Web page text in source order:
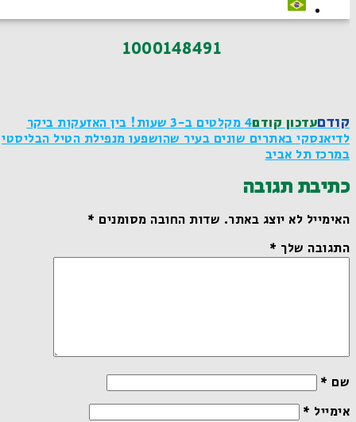
1000148491
קודםעדכון קודם
4 מקלטים ב-3 שעות! בין האזעקות ביקר
לדיאנסקי באתרים שונים בעיר שהושפעו מנפילת הטיל הבליסטי
במרכז תל אביב
כתיבת תגובה
האימייל לא יוצג באתר.שדות החובה מסומנים*
התגובה שלך*
שם*
אימייל*